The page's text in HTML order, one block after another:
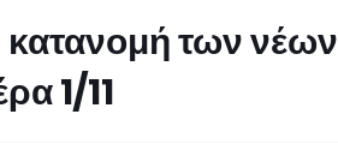
των νέων
1/11